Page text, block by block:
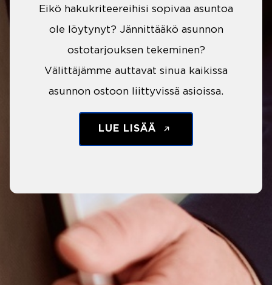
Eikö hakukriteereihisi sopivaa asuntoa
ole löytynyt? Jännittääkö asunnon
ostotarjouksen tekeminen?
Välittäjämme auttavat sinua kaikissa
asunnon ostoon liittyvissä asioissa.
LUE LISÄÄ